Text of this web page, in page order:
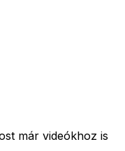
már videókhoz is